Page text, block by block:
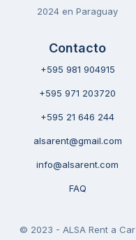
2024 en Paraguay
Contacto
+595 981 904915
+595 971 203720
+595 21 646 244
alsarent@gmail.com
info@alsarent.com
FAQ
© 2023 - ALSA Rent a Car